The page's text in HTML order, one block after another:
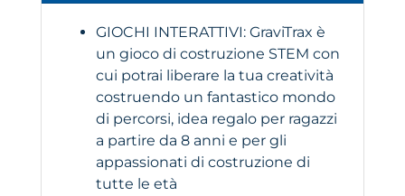
GIOCHI INTERATTIVI: GraviTrax è
un gioco di costruzione STEM con
cui potrai liberare la tua creatività
costruendo un fantastico mondo
di percorsi, idea regalo per ragazzi
a partire da 8 anni e per gli
appassionati di costruzione di
tutte le età